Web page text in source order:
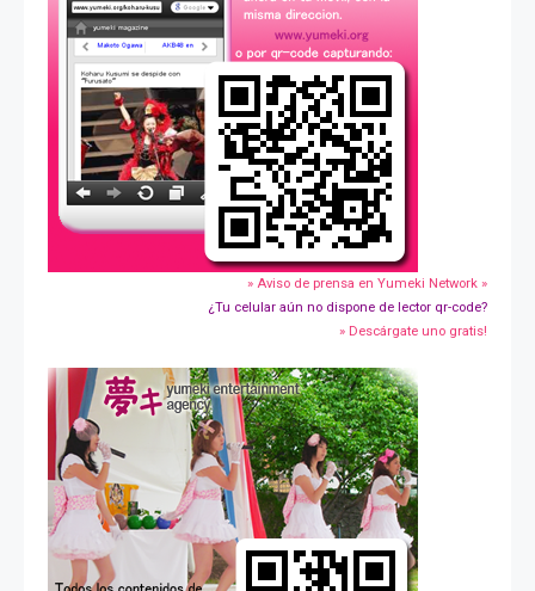
» Aviso de prensa en Yumeki Network »
¿Tu celular aún no dispone de lector qr-code?
» Descárgate uno gratis!